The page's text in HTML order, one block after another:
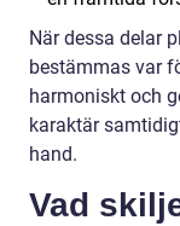
När dessa delar
bestämmas var
harmoniskt och
karaktär
hand.
Vad